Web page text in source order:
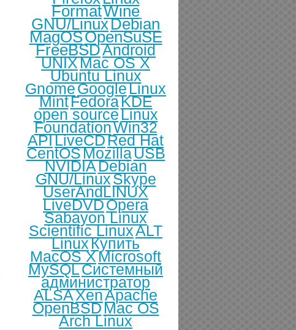
FormatWine
GNU/LinuxDebian
MagOSOpenSuSE
FreeBSDAndroid
UNIXMac OS X
Ubuntu Linux
GnomeGoogleLinux
MintFedoraKDE
open sourceLinux
FoundationWin32
APILiveCDRed Hat
CentOSMozillaUSB
NVIDIADebian
GNU/LinuxSkype
UserAndLINUX
LiveDVDOpera
Sabayon Linux
Scientific LinuxALT
LinuxКупить
MacOS XMicrosoft
MySQLСистемный
администратор
ALSAXenApache
OpenBSD Mac OS
Arch Linux